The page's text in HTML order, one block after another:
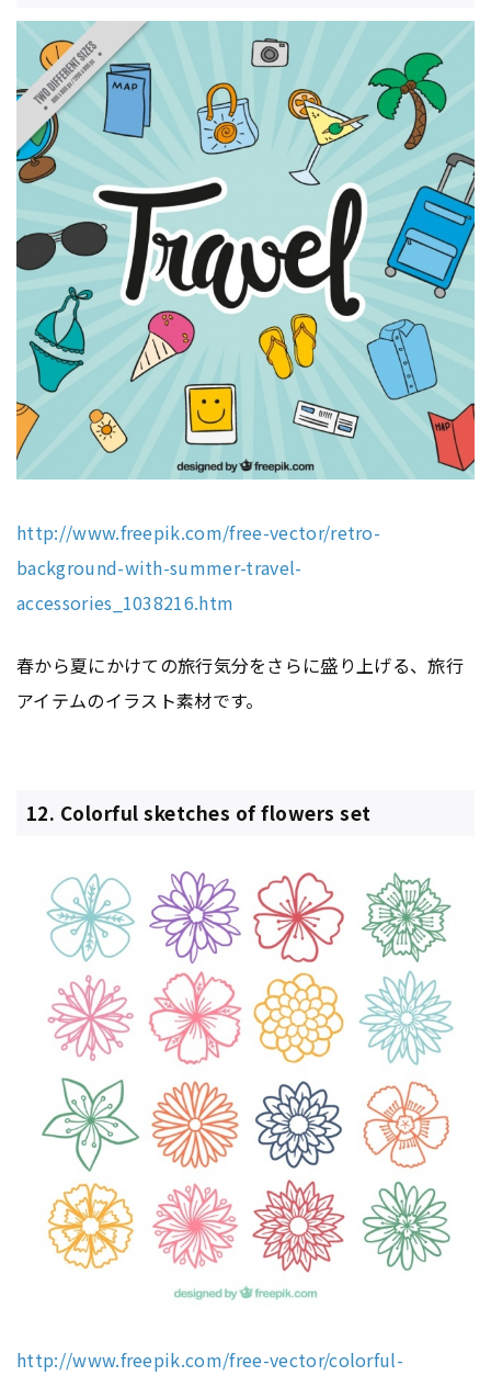
http://www.freepik.com/free-vector/retro-
background-with-summer-travel-
accessories_1038216.htm
春から夏にかけての旅行気分をさらに盛り上げる、旅行
アイテムのイラスト素材です。
12. Colorful sketches of flowers set
http://www.freepik.com/free-vector/colorful-